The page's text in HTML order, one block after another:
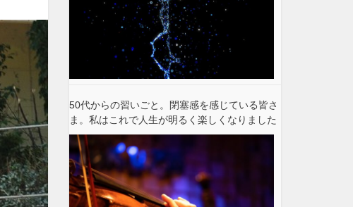
50代からの習いごと。閉塞感を感じている皆さ
ま。私はこれで人生が明るく楽しくなりました